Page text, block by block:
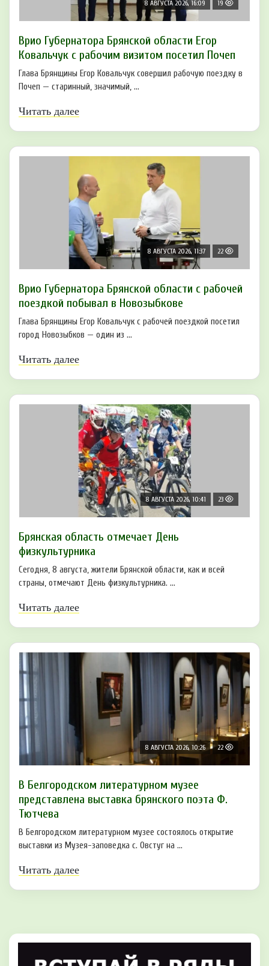
8 АВГУСТА 2026, 16:09 19
Врио Губернатора Брянской области Егор
Ковальчук с рабочим визитом посетил Почеп
Глава Брянщины Егор Ковальчук совершил рабочую поездку в
Почеп — старинный, значимый, ...
Читать далее
8 АВГУСТА 2026, 11:37 22
Врио Губернатора Брянской области с рабочей
поездкой побывал в Новозыбкове
Глава Брянщины Егор Ковальчук с рабочей поездкой посетил
город Новозыбков — один из ...
Читать далее
8 АВГУСТА 2026, 10:41 23
Брянская область отмечает День
физкультурника
Сегодня, 8 августа, жители Брянской области, как и всей
страны, отмечают День физкультурника. ...
Читать далее
8 АВГУСТА 2026, 10:26 22
В Белгородском литературном музее
представлена выставка брянского поэта Ф.
Тютчева
В Белгородском литературном музее состоялось открытие
выставки из Музея-заповедка с. Овстуг на ...
Читать далее